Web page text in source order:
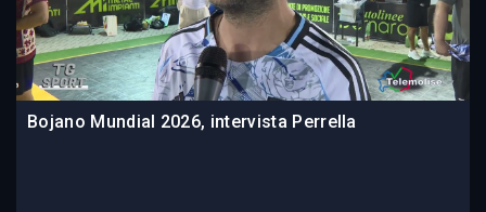
Bojano Mundial 2026, intervista Perrella